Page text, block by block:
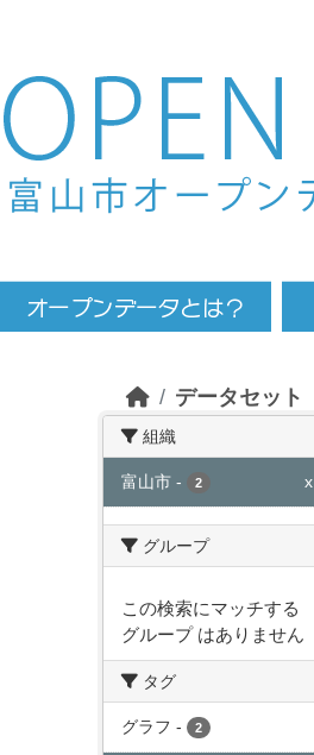
Skip to main content
データセット
組織
富山市 - 2 x
グループ
この検索にマッチする
グループ はありません
タグ
グラフ - 2